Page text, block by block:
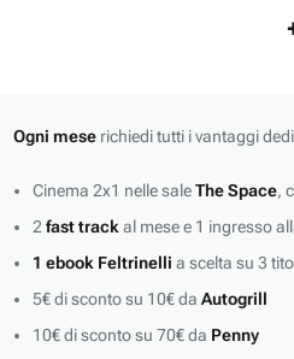
Ogni meserichiedi tutti i vantaggi
Cinema 2x1 nelle saleThe Space,
2 fast track al mese e 1 ingresso
1 ebook Feltrinelli a scelta su 3
5€ di sconto su 10€ da Autogrill
10€ di sconto su 70€ da Penny